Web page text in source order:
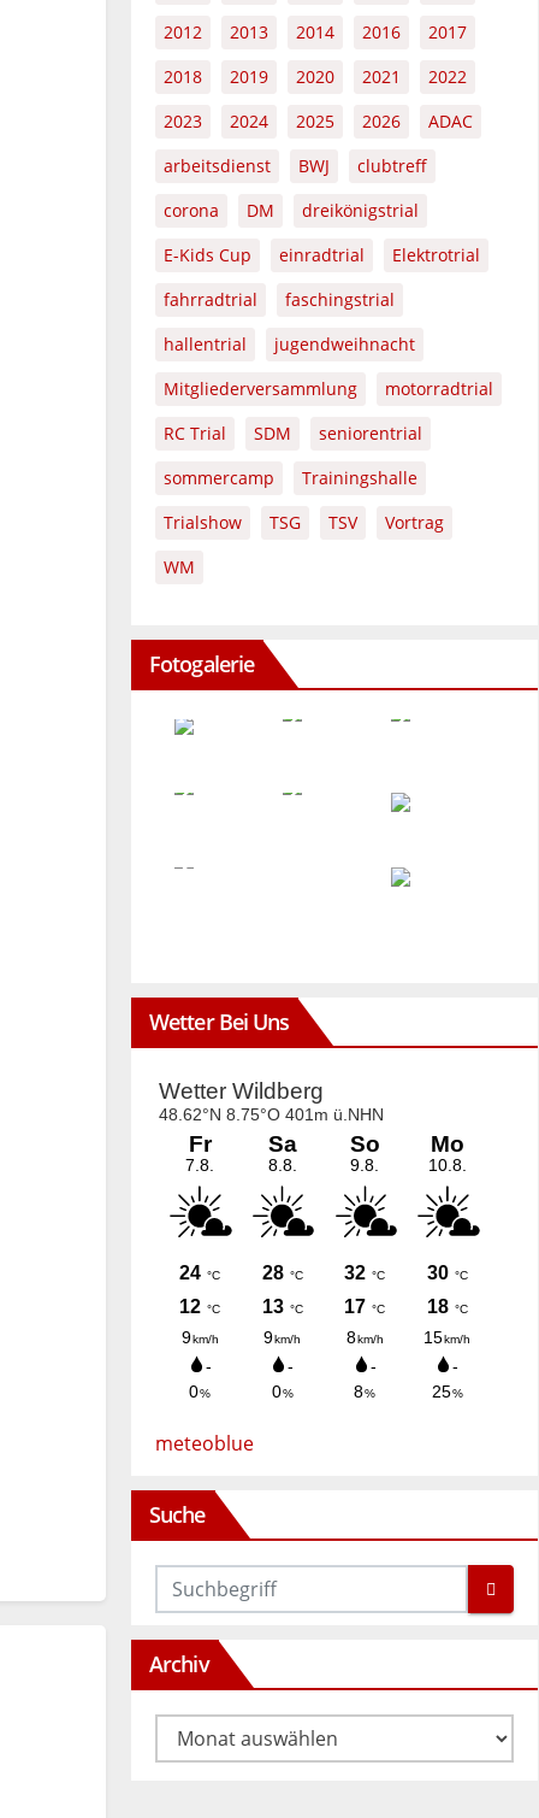
2012
2013 2014 2016
2017
2018
2019 2020 2021
2022
2023
2024 2025 2026
ADAC
arbeitsdienst
BWJ
clubtreff
corona
DM
dreikönigstrial
E-Kids Cup
einradtrial
Elektrotrial
fahrradtrial
faschingstrial
hallentrial
jugendweihnacht
Mitgliederversammlung
motorradtrial
RC Trial
SDM
seniorentrial
sommercamp
Trainingshalle
Trialshow
TSG TSV
Vortrag
WM
Fotogalerie
Wetter Bei Uns
meteoblue
Suche
Archiv
Archiv